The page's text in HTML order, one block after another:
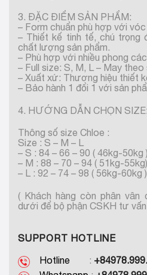
3. ĐẶC ĐIỂM SẢN PHẨM:
– Form chuẩn phù hợp với
– Thiết kế tinh tế, chú trọng
chất lượng sản phẩm.
– Phù hợp với nhiều phong
– Full size: S, M, L – May theo
– Xuất xứ: Thương hiệu thiết
– Bảo hành 1 đổi 1 với sản
4. HƯỚNG DẪN CHỌN SIZE:
Thông số size Chloe :
Size : S – M – L
– S : 84 – 66 – 90 ( 46kg-50kg )
– M : 88 – 70 – 94 ( 51kg-55kg)
– L : 92 – 74 – 98 ( 56kg-60kg )
( Khách hàng còn phân
dưới để bộ phận CSKH tư vấn
SUPPORT HOTLINE
Hotline :